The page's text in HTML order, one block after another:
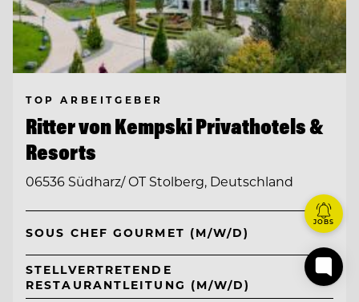
TOP ARBEITGEBER
Ritter von Kempski Privathotels &
Resorts
06536 Südharz/ OT Stolberg, Deutschland
SOUS CHEF GOURMET (M/W/D)
STELLVERTRETENDE
RESTAURANTLEITUNG (M/W/D)
JOBS